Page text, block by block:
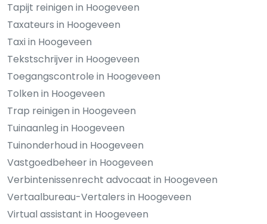
Tapijt reinigen in Hoogeveen
Taxateurs in Hoogeveen
Taxi in Hoogeveen
Tekstschrijver in Hoogeveen
Toegangscontrole in Hoogeveen
Tolken in Hoogeveen
Trap reinigen in Hoogeveen
Tuinaanleg in Hoogeveen
Tuinonderhoud in Hoogeveen
Vastgoedbeheer in Hoogeveen
Verbintenissenrecht advocaat in Hoogeveen
Vertaalbureau-Vertalers in Hoogeveen
Virtual assistant in Hoogeveen